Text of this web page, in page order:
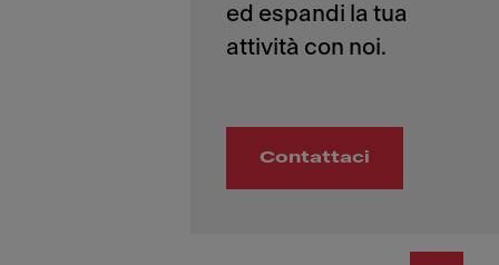
ed espandi la tua
Contattaci